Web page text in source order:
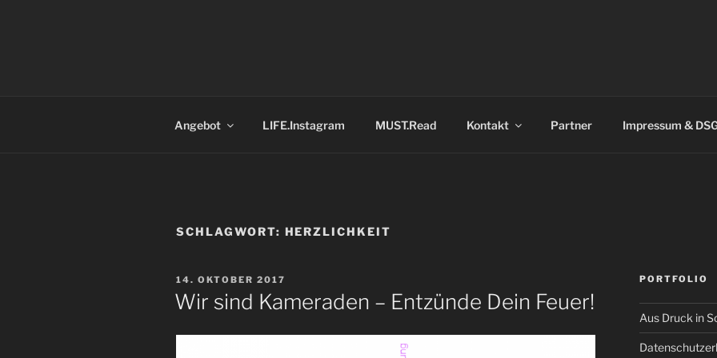
Angebot LIFE.Instagram MUST.Read Kontakt Partner Impressum &
SCHLAGWORT: HERZLICHKEIT
VERÖFFENTLICHT
AM
14. OKTOBER 2017
Wir sind Kameraden – Entzünde Dein Feuer!
PORTFOLIO
Aus Druck in